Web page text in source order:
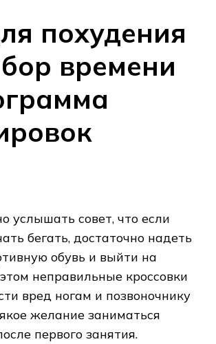
похудения
времени
услышать совет, что если
бегать, достаточно надеть
обувь и выйти на
неправильные кроссовки
вред ногам и позвоночнику
желание заниматься
первого занятия.